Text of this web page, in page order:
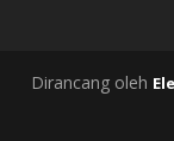
Dirancang oleh